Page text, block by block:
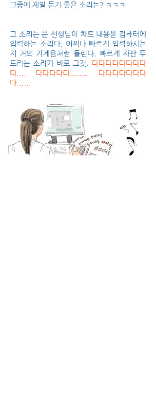
그중에 제일 듣기 좋은 소리는? ㅋㅋㅋ
그 소리는 문 선생님이 차트 내용을 컴퓨터에
입력하는 소리다. 어찌나 빠르게 입력하시는
지 거의 기계음처럼 들린다. 빠르게 자판 두
드리는 소리가 바로 그것. 다다다다다다다다
다.... 다다다다다........ 다다다다다다다
다......